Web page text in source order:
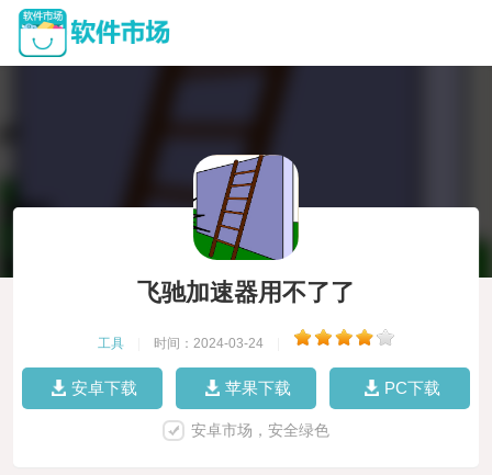
飞驰加速器用不了了
工具 时间：2024-03-24
安卓下载 苹果下载 PC下载
安卓市场，安全绿色